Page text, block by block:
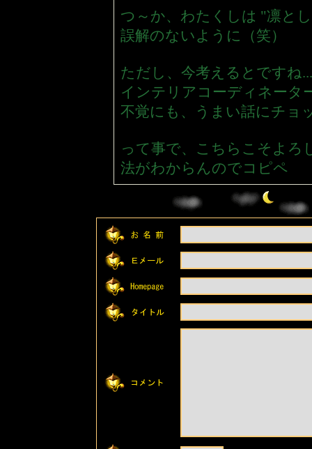
つ～か、わたくしは "凛と
誤解のないように（笑）
ただし、今考えるとですね...
インテリアコーディネータ
不覚にも、うまい話にチョ
って事で、こちらこそよ
法がわからんのでコピペ